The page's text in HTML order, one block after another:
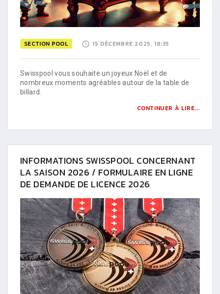
SECTION POOL 15 DÉCEMBRE 2025, 18:35
Swisspool vous souhaite un joyeux Noël et de
nombreux moments agréables autour de la table de
billard.
CONTINUER À LIRE...
INFORMATIONS SWISSPOOL CONCERNANT
LA SAISON 2026 / FORMULAIRE EN LIGNE
DE DEMANDE DE LICENCE 2026